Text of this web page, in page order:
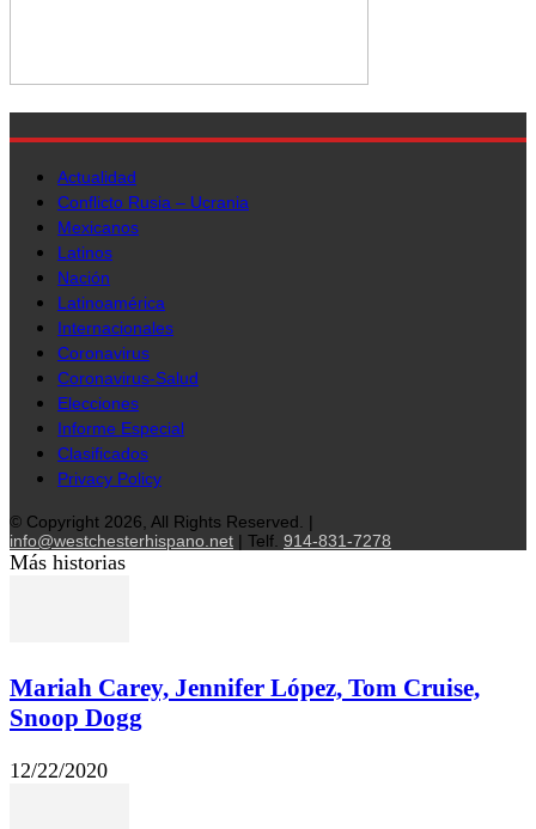
Actualidad
Conflicto Rusia – Ucrania
Mexicanos
Latinos
Nación
Latinoamérica
Internacionales
Coronavirus
Coronavirus-Salud
Elecciones
Informe Especial
Clasificados
Privacy Policy
© Copyright 2026, All Rights Reserved. |
info@westchesterhispano.net | Telf. 914-831-7278
Más historias
Mariah Carey, Jennifer López, Tom Cruise,
Snoop Dogg
12/22/2020